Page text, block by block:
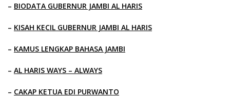
– BIODATA GUBERNUR JAMBI AL HARIS
– KISAH KECIL GUBERNUR JAMBI AL HARIS
– KAMUS LENGKAP BAHASA JAMBI
– AL HARIS WAYS – ALWAYS
– CAKAP KETUA EDI PURWANTO